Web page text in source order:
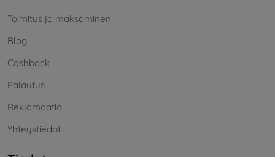
Toimitus ja maksaminen
Blog
Cashback
Palautus
Reklamaatio
Yhteystiedot